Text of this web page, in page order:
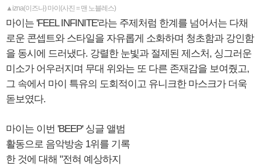
▲izna(이즈나) 마이(사진 = 맨 노블레스)
마이는 'FEEL INFINITE'라는 주제처럼 한계를 넘어서는 다채
로운 콘셉트와 스타일을 자유롭게 소화하며 청초함과 강인함
을 동시에 드러냈다. 강렬한 눈빛과 절제된 제스처, 싱그러운
미소가 어우러지며 무대 위와는 또 다른 존재감을 보여줬고,
그 속에서 마이 특유의 도회적이고 유니크한 마스크가 더욱
돋보였다.
마이는 이번 'BEEP' 싱글 앨범
활동으로 음악방송 1위를 기록
한 것에 대해 "전혀 예상하지